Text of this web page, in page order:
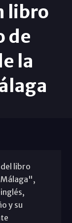
libro
de
la
libro
y su